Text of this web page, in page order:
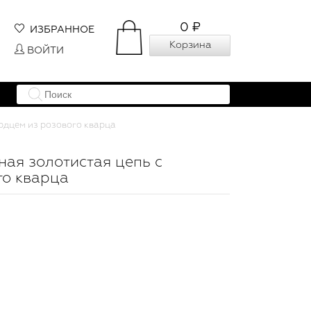
0 ₽
Корзина
ИЗБРАННОЕ
ВОЙТИ
из розового кварца
золотистая цепь с
кварца